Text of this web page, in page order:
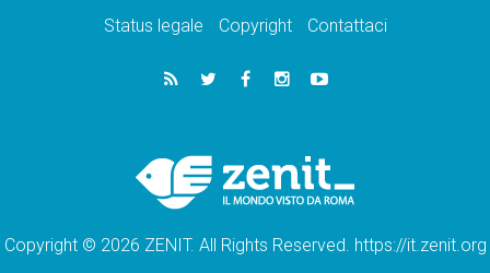
Status legale
Copyright Contattaci
Copyright © 2026 ZENIT. All Rights Reserved. https://it.zenit.org